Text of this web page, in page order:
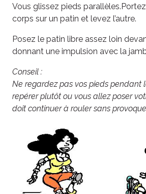
Vous glissez pieds
corps sur un patin et levez l’autre.
Posez le patin libre assez loin
donnant une impulsion avec la
Conseil :
Ne regardez pas vos pieds pendant
repérer plutôt ou vous allez poser
doit continuer à rouler sans